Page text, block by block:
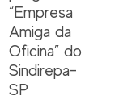
“Empresa
Amiga da
Oficina” do
Sindirepa-
SP